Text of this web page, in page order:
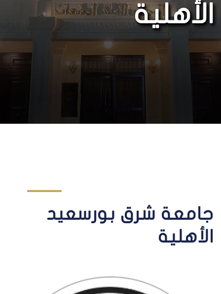
الأهلية
جامعة شرق بورسعيد
الأهلية